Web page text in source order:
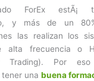
ForEx estÃ¡
y más de un
las realizan los
alta frecuencia o
Trading). Por
una buena